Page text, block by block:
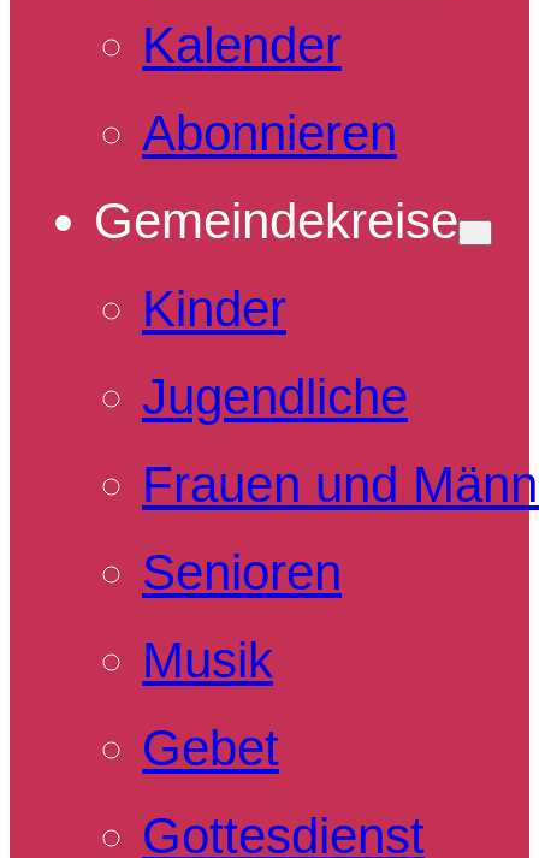
Kalender
Abonnieren
Gemeindekreise
Kinder
Jugendliche
Frauen und
Senioren
Musik
Gebet
Gottesdienst